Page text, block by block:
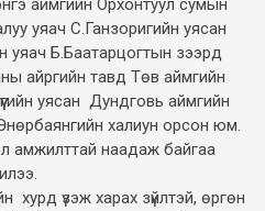
аймгийн Орхонтуул сумын
уяач С.Ганзоригийн уясан
уяач Б.Баатарцогтын зээрд
айргийн тавд Төв аймгийн
уясан Дундговь аймгийн
халиун орсон юм.
амжилттай наадаж байгаа
хурд үзэж харах зүйлтэй, өргөн